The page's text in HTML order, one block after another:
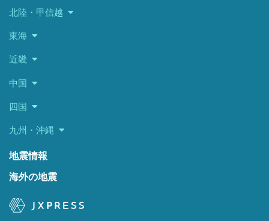
北陸・甲信越
東海
近畿
中国
四国
九州・沖縄
地震情報
海外の地震